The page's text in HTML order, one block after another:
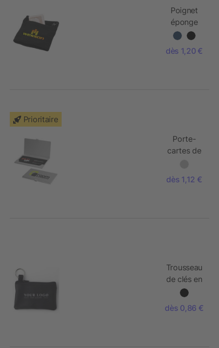
Poignet
éponge
avec
dès 1,20 €
Prioritaire
Porte-
cartes de
Shanghai
dès 1,12 €
Trousseau
de clés en
cuir avec
dès 0,86 €